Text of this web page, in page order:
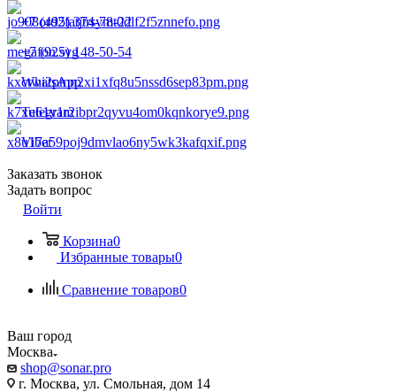
+7 (495) 374-78-22
+7 (925) 148-50-54
WhatsApp
Telegram
Viber
Заказать звонок
Задать вопрос
Войти
Корзина0
Избранные товары0
Сравнение товаров0
Ваш город
Москва
shop@sonar.pro
г. Москва, ул. Смольная, дом 14